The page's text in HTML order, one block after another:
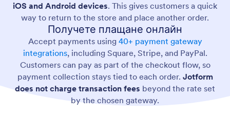
iOS and Android devices. This gives customers a quick
way to return to the store and place another order.
Получете плащане онлайн
Accept payments using 40+ payment gateway
integrations, including Square, Stripe, and PayPal.
Customers can pay as part of the checkout flow, so
payment collection stays tied to each order. Jotform
does not charge transaction fees beyond the rate set
by the chosen gateway.